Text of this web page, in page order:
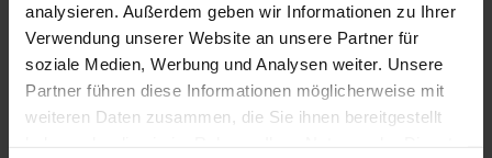
analysieren. Außerdem geben wir Informationen zu Ihrer
Verwendung unserer Website an unsere Partner für
soziale Medien, Werbung und Analysen weiter. Unsere
Partner führen diese Informationen möglicherweise mit
weiteren Daten zusammen, die Sie ihnen bereitgestellt
Rechts der Societas Privata Europaea dar. Es
analysiert das auf eine SPE anwendbare Recht – von
der Verordnung, über die Satzung bis hin zum
nationalen Recht. Neben einer übersichtlichen